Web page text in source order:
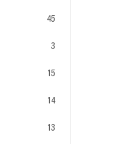
45
3
15
14
13